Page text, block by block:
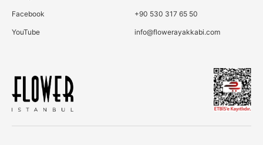
Facebook
YouTube
+90 530 317 65 50
info@flowerayakkabi.com